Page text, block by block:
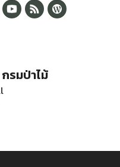
รมป่าไม้